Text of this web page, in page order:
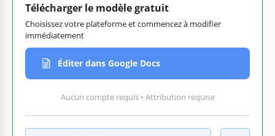
Télécharger le modèle gratuit
Choisissez votre plateforme et commencez à modifier
immédiatement
Éditer dans Google Docs
Aucun compte requis • Attribution requise